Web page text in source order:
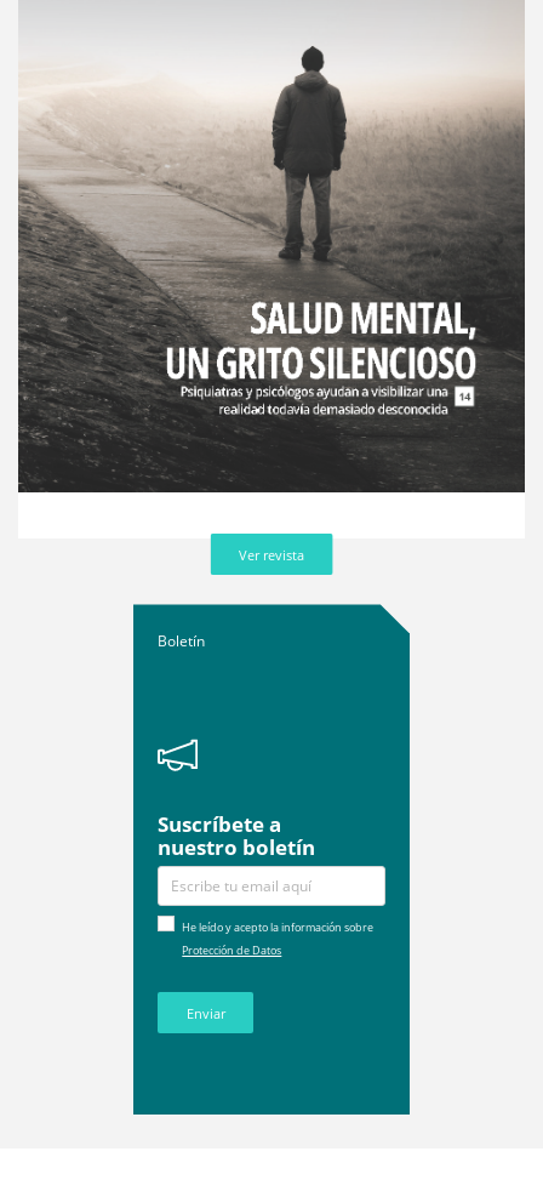
Ver revista
Boletín
Suscríbete a
nuestro boletín
He leído y acepto la información sobre
Protección de Datos
Enviar